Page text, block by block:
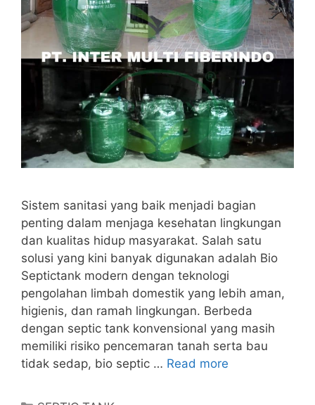
Sistem sanitasi yang baik menjadi bagian
penting dalam menjaga kesehatan lingkungan
dan kualitas hidup masyarakat. Salah satu
solusi yang kini banyak digunakan adalah Bio
Septictank modern dengan teknologi
pengolahan limbah domestik yang lebih aman,
higienis, dan ramah lingkungan. Berbeda
dengan septic tank konvensional yang masih
memiliki risiko pencemaran tanah serta bau
tidak sedap, bio septic … Read more